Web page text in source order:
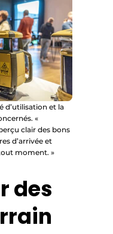
d’utilisation et la
«
clair des bons
d’arrivée et
moment. »
des